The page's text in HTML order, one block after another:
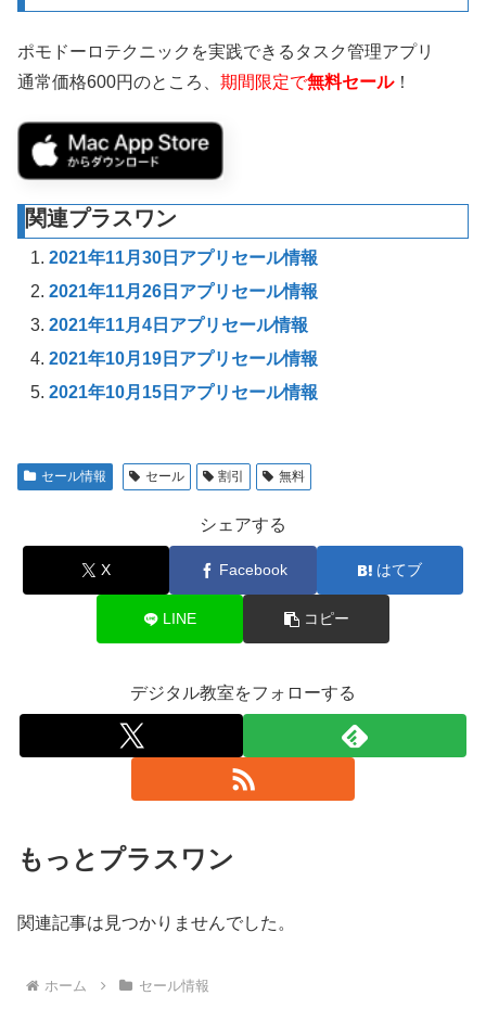
ポモドーロテクニックを実践できるタスク管理アプリ
通常価格600円のところ、 期間限定で無料セール！
関連プラスワン
2021年11月30日アプリセール情報
2021年11月26日アプリセール情報
2021年11月4日アプリセール情報
2021年10月19日アプリセール情報
2021年10月15日アプリセール情報
セール情報 セール 割引 無料
シェアする
X Facebook はてブ
LINE コピー
デジタル教室をフォローする
もっとプラスワン
関連記事は見つかりませんでした。
ホーム セール情報